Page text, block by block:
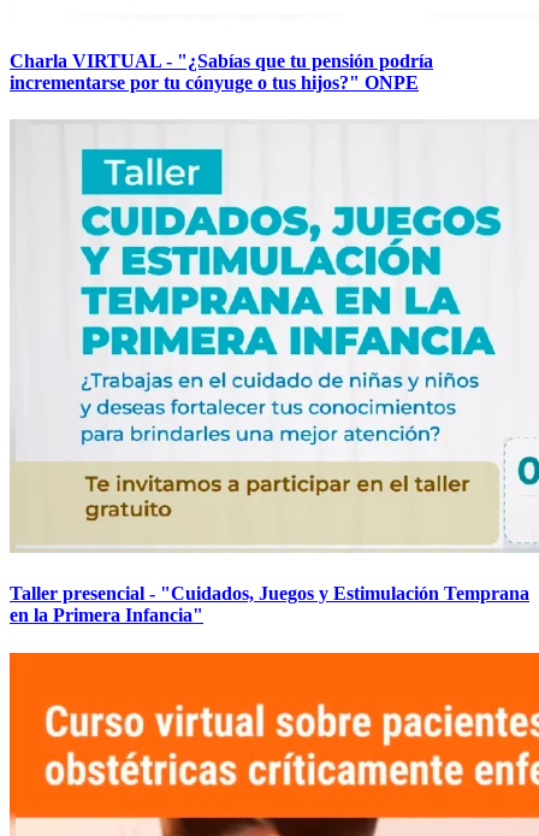
Charla VIRTUAL - "¿Sabías que tu pensión podría
incrementarse por tu cónyuge o tus hijos?" ONPE
Taller presencial - "Cuidados, Juegos y Estimulación Temprana
en la Primera Infancia"